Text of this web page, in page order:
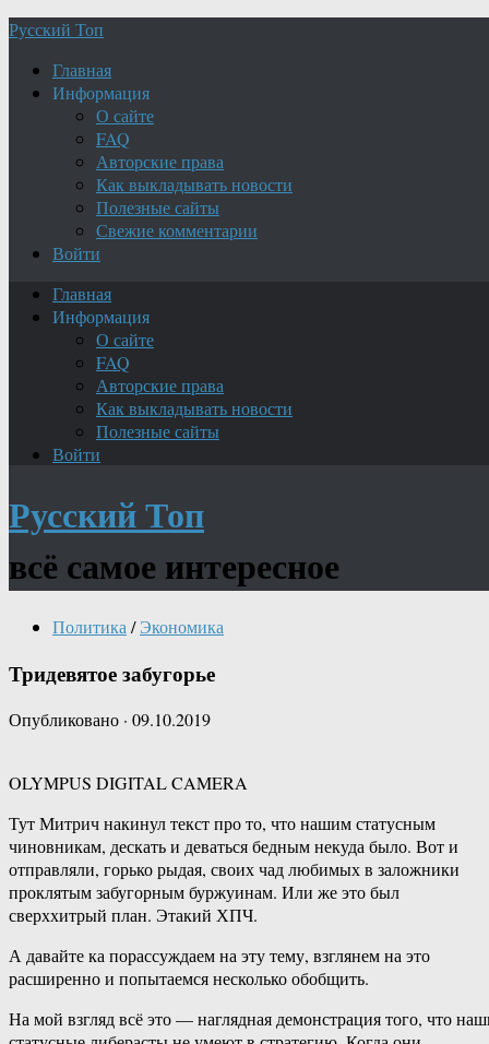
Русский Топ
Главная
Информация
О сайте
FAQ
Авторские права
Как выкладывать новости
Полезные сайты
Свежие комментарии
Войти
Главная
Информация
О сайте
FAQ
Авторские права
Как выкладывать новости
Полезные сайты
Войти
Русский Топ
всё самое интересное
Политика / Экономика
Тридевятое забугорье
Опубликовано · 09.10.2019
OLYMPUS DIGITAL CAMERA
Тут Митрич накинул текст про то, что нашим статусным
чиновникам, дескать и деваться бедным некуда было. Вот и
отправляли, горько рыдая, своих чад любимых в заложники
проклятым забугорным буржуинам. Или же это был
сверххитрый план. Этакий ХПЧ.
А давайте ка порассуждаем на эту тему, взглянем на это
расширенно и попытаемся несколько обобщить.
На мой взгляд всё это — наглядная демонстрация того, что